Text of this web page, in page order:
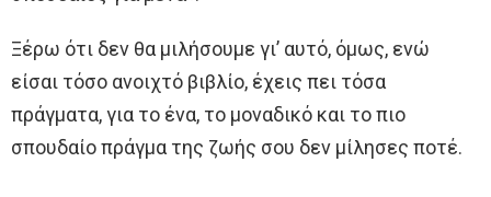
Ξέρω ότι δεν θα μιλήσουμε γι’ αυτό, όμως, ενώ
είσαι τόσο ανοιχτό βιβλίο, έχεις πει τόσα
πράγματα, για το ένα, το μοναδικό και το πιο
σπουδαίο πράγμα της ζωής σου δεν μίλησες ποτέ.